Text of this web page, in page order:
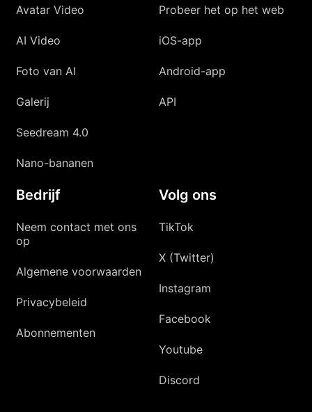
Avatar Video
AI Video
Foto van AI
Galerij
Seedream 4.0
Nano-bananen
Probeer het op het web
iOS-app
Android-app
API
Bedrijf
Neem contact met ons
op
Algemene voorwaarden
Privacybeleid
Abonnementen
Volg ons
TikTok
X (Twitter)
Instagram
Facebook
Youtube
Discord